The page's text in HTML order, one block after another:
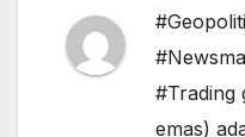
#Trading
emas)